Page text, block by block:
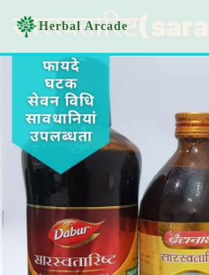
Herbal Arcade